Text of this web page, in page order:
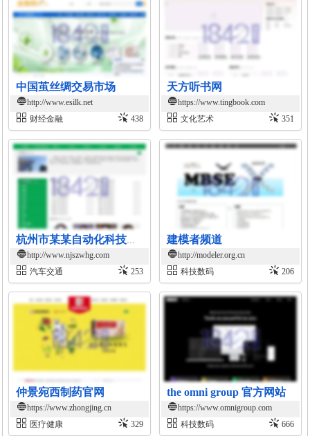
中国茧丝绸交易市场
http://www.esilk.net
财经金融
438
天方听书网
https://www.tingbook.com
文化艺术
351
杭州市某某自动化科技售后客服中心
http://www.njszwhg.com
汽车交通
253
建模者频道
http://modeler.org.cn
科技数码
206
仲景宛西制药官网
https://www.zhongjing.cn
医疗健康
329
the omni group 官方网站
https://www.omnigroup.com
科技数码
666